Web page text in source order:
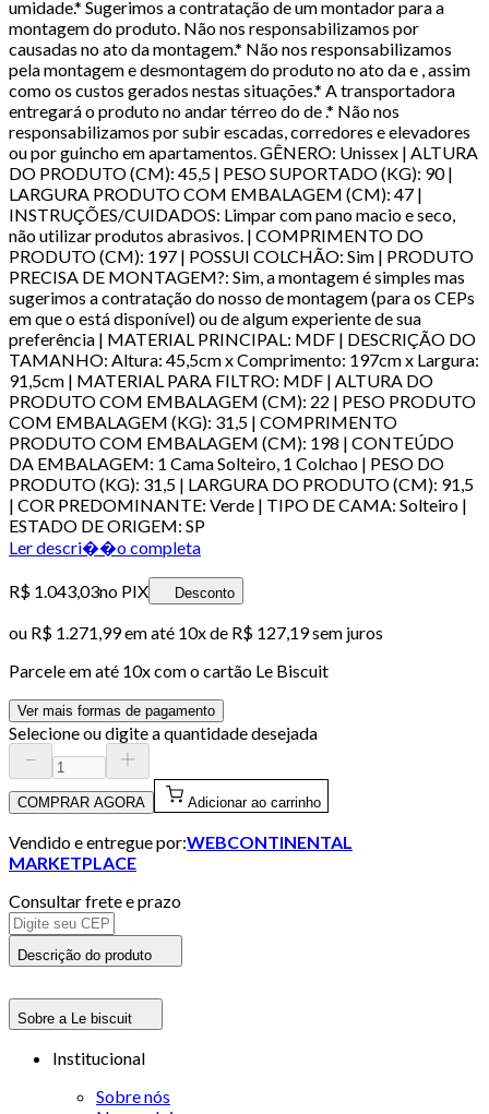
umidade.* Sugerimos a contratação de um montador para a
montagem do produto. Não nos responsabilizamos por
causadas no ato da montagem.* Não nos responsabilizamos
pela montagem e desmontagem do produto no ato da e , assim
como os custos gerados nestas situações.* A transportadora
entregará o produto no andar térreo do de .* Não nos
responsabilizamos por subir escadas, corredores e elevadores
ou por guincho em apartamentos. GÊNERO: Unissex | ALTURA
DO PRODUTO (CM): 45,5 | PESO SUPORTADO (KG): 90 |
LARGURA PRODUTO COM EMBALAGEM (CM): 47 |
INSTRUÇÕES/CUIDADOS: Limpar com pano macio e seco,
não utilizar produtos abrasivos. | COMPRIMENTO DO
PRODUTO (CM): 197 | POSSUI COLCHÃO: Sim | PRODUTO
PRECISA DE MONTAGEM?: Sim, a montagem é simples mas
sugerimos a contratação do nosso de montagem (para os CEPs
em que o está disponível) ou de algum experiente de sua
preferência | MATERIAL PRINCIPAL: MDF | DESCRIÇÃO DO
TAMANHO: Altura: 45,5cm x Comprimento: 197cm x Largura:
91,5cm | MATERIAL PARA FILTRO: MDF | ALTURA DO
PRODUTO COM EMBALAGEM (CM): 22 | PESO PRODUTO
COM EMBALAGEM (KG): 31,5 | COMPRIMENTO
PRODUTO COM EMBALAGEM (CM): 198 | CONTEÚDO
DA EMBALAGEM: 1 Cama Solteiro, 1 Colchao | PESO DO
PRODUTO (KG): 31,5 | LARGURA DO PRODUTO (CM): 91,5
| COR PREDOMINANTE: Verde | TIPO DE CAMA: Solteiro |
ESTADO DE ORIGEM: SP
Ler descri��o completa
R$ 1.043,03no PIX Desconto
ou R$ 1.271,99em até 10x de R$ 127,19 sem juros
Parcele em até 10x com o cartão Le Biscuit
Ver mais formas de pagamento
Selecione ou digite a quantidade desejada
COMPRAR AGORA Adicionar ao carrinho
Vendido e entregue por:WEBCONTINENTAL
MARKETPLACE
Consultar frete e prazo
Descrição do produto
Sobre a Le biscuit
Institucional
Sobre nós